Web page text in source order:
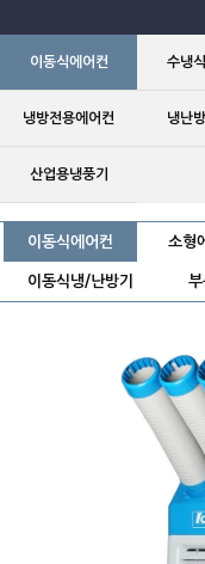
이동식에어컨 수냉
냉방전용에어컨 냉난
산업용냉풍기
이동식에어컨 소형
이동식냉/난방기 부